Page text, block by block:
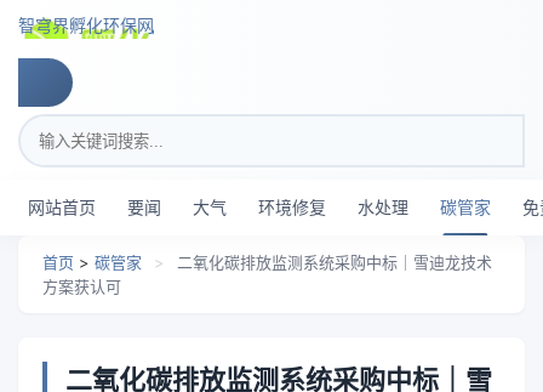
智穹界孵化环保网
搜索关键词
网站首页 要闻 大气 环境修复 水处理 碳管家 免
首页 > 碳管家 >
二氧化碳排放监测系统采购中标｜雪迪龙技术
方案获认可
二氧化碳排放监测系统采购中标｜雪